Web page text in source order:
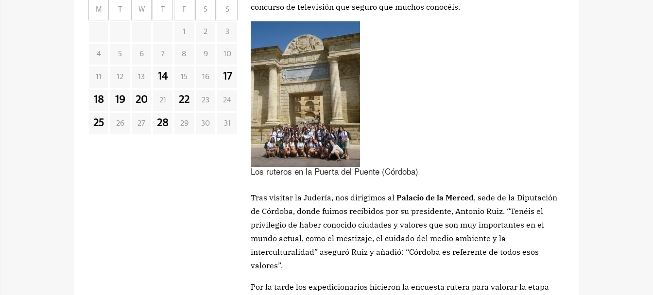
concurso de televisión que seguro que muchos conocéis.
Los ruteros en la Puerta del Puente (Córdoba)
Tras visitar la Judería, nos dirigimos al Palacio de la Merced, sede de la Diputación
de Córdoba, donde fuimos recibidos por su presidente, Antonio Ruiz. “Tenéis el
privilegio de haber conocido ciudades y valores que son muy importantes en el
mundo actual, como el mestizaje, el cuidado del medio ambiente y la
interculturalidad” aseguró Ruiz y añadió: “Córdoba es referente de todos esos
valores”.
Por la tarde los expedicionarios hicieron la encuesta rutera para valorar la etapa
M W F S S
1 2 3
4 5 6 7 8 9 10
11 12 13 14 15 16 17
18 19 20 21 22 23 24
25 26 27 28 29 30 31